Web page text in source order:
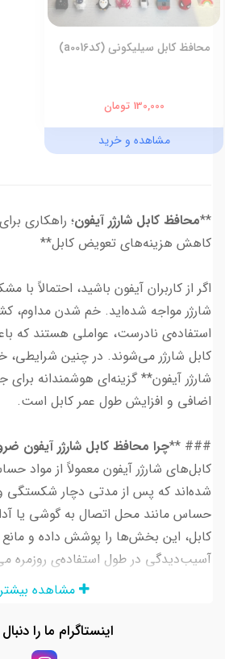
محافظ کابل سیلیکونی (کدa0016)
130,000 تومان
مشاهده و خرید
**محافظ کابل شارژر آیفون؛ راهکاری
کاهش هزینه‌های تعویض کابل**
اگر از کاربران آیفون باشید، احتمالاً
شارژر مواجه شده‌اید. خم شدن مداوم،
استفاده‌ی نادرست، عواملی هستند که
کابل شارژر می‌شوند. در چنین
شارژر آیفون** گزینه‌ای هوشمندانه برای
اضافی و افزایش طول عمر کابل است.
### **چرا محافظ کابل شارژر آیفون
کابل‌های شارژر آیفون معمولاً از مواد
شده‌اند که پس از مدتی دچار شکستگی
حساس مانند محل اتصال به گوشی یا
کابل، این بخش‌ها را پوشش داده و
آسیب‌دیدگی در طول استفاده‌ی روزمره
محافظ‌های کابل شارژر در طرح‌های
هرکدام ویژگی‌های منحصربه‌فردی دارند:
مشاهده بیشتر
اینستاگرام ما را